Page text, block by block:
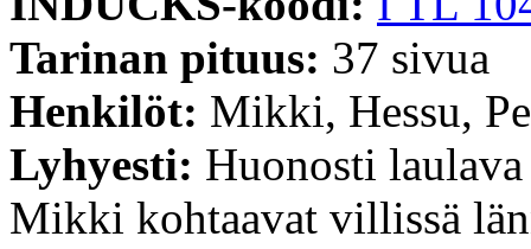
Tarinan pituus: 37 sivua
Henkilöt: Mikki, Hessu,
Lyhyesti: Huonosti laulava
Mikki kohtaavat villissä